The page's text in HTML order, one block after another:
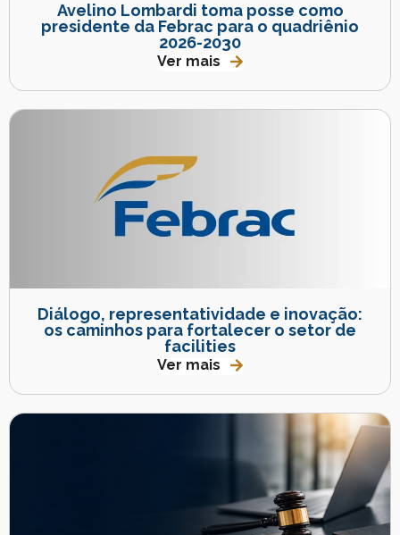
Avelino Lombardi toma posse como
presidente da Febrac para o quadriênio
2026-2030
Ver mais
Diálogo, representatividade e inovação:
os caminhos para fortalecer o setor de
facilities
Ver mais